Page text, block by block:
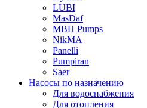
LUBI
MasDaf
MBH Pumps
NikMA
Panelli
Pumpiran
Saer
Насосы по назначению
Для водоснабжения
Для отопления